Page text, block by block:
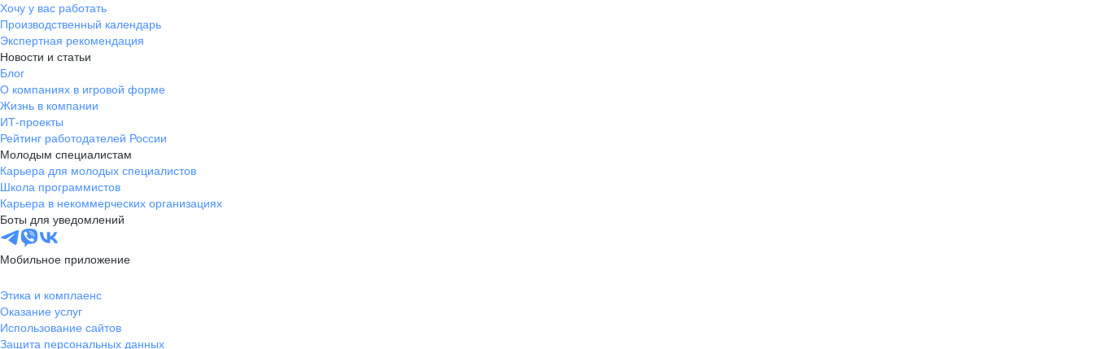
Хочу у вас работать
Производственный календарь
Экспертная рекомендация
Новости и статьи
Блог
О компаниях в игровой форме
Жизнь в компании
ИТ-проекты
Рейтинг работодателей России
Молодым специалистам
Карьера для молодых специалистов
Школа программистов
Карьера в некоммерческих организациях
Боты для уведомлений
Мобильное приложение
Этика и комплаенс
Оказание услуг
Использование сайтов
Защита персональных данных